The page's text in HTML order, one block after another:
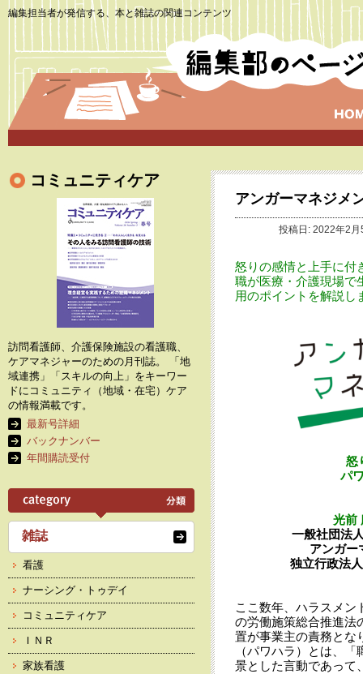
編集担当者が発信する、本と雑誌の関連コンテンツ
アンガーマネジメ
投稿日: 2022年2
怒りの感情と上手に付
職が医療・介護現場で
用のポイントを解説し
怒
パ
光前
一般社団法
アンガー
独立行政法
ここ数年、ハラスメン
の労働施策総合推進法
置が事業主の責務とな
（パワハラ）とは、
景とした言動であっ
コミュニティケア
訪問看護師、介護保険施設の看護職、
ケアマネジャーのための月刊誌。 「地
域連携」「スキルの向上」をキーワー
ドにコミュニティ（地域・在宅）ケア
の情報満載です。
最新号詳細
バックナンバー
年間購読受付
雑誌
看護
ナーシング・トゥデイ
コミュニティケア
ＩＮＲ
家族看護